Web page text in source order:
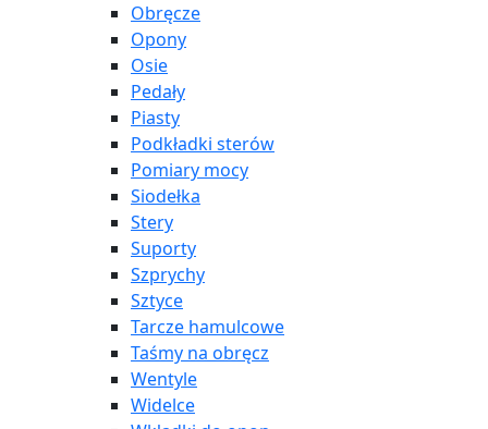
Obręcze
Opony
Osie
Pedały
Piasty
Podkładki sterów
Pomiary mocy
Siodełka
Stery
Suporty
Szprychy
Sztyce
Tarcze hamulcowe
Taśmy na obręcz
Wentyle
Widelce